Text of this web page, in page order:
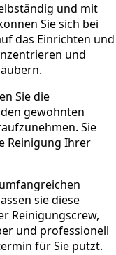
und mit
Sie sich bei
das Einrichten und
und
Sie die
gewohnten
Sie
Reinigung Ihrer
sie diese
Reinigungscrew,
und professionell
für Sie putzt.